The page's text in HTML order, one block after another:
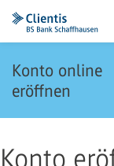
Konto online
eröffnen
Konto